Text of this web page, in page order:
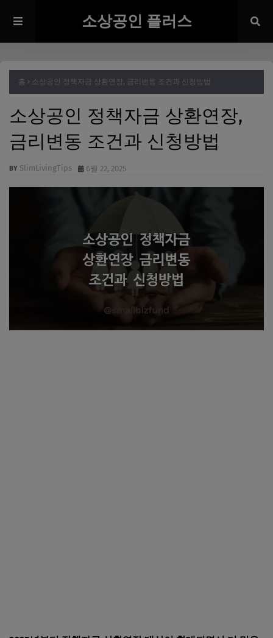
소상공인 플러스
홈 소상공인 정책자금 상환연장, 금리변동 조건과 신청방법
소상공인 정책자금 상환연장,
금리변동 조건과 신청방법
SlimLivingTips 6월 22, 2025